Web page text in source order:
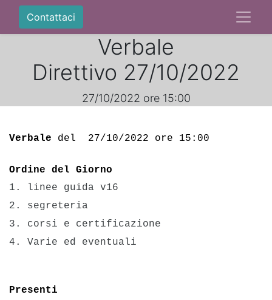
Contattaci
Verbale
Direttivo 27/10/2022
27/10/2022 ore 15:00
Verbale del  27/10/2022 ore 15:00
Ordine del Giorno
1. linee guida v16
2. segreteria
3. corsi e certificazione
4. Varie ed eventuali
Presenti